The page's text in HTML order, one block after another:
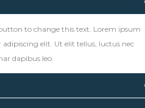
to change this text. Lorem ipsum
elit. Ut elit tellus, luctus nec
dapibus leo.